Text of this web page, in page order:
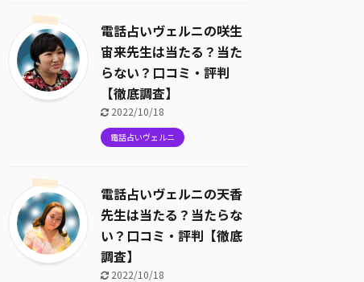
電話占いヴェルニの咲生
宙来先生は当たる？当た
らない？口コミ・評判
【徹底調査】
2022/10/18
電話占いヴェルニ
電話占いヴェルニの天香
先生は当たる？当たらな
い？口コミ・評判【徹底
調査】
2022/10/18